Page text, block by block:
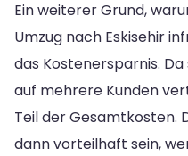
Ein weiterer Grund,
Umzug nach Eskisehir
das Kostenersparnis.
auf mehrere Kunden
Teil der Gesamtkosten.
dann vorteilhaft sein,